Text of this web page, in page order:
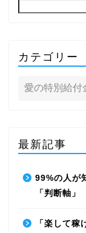
カテゴリー
最新記事
99%の人が
「判断軸」
「楽して